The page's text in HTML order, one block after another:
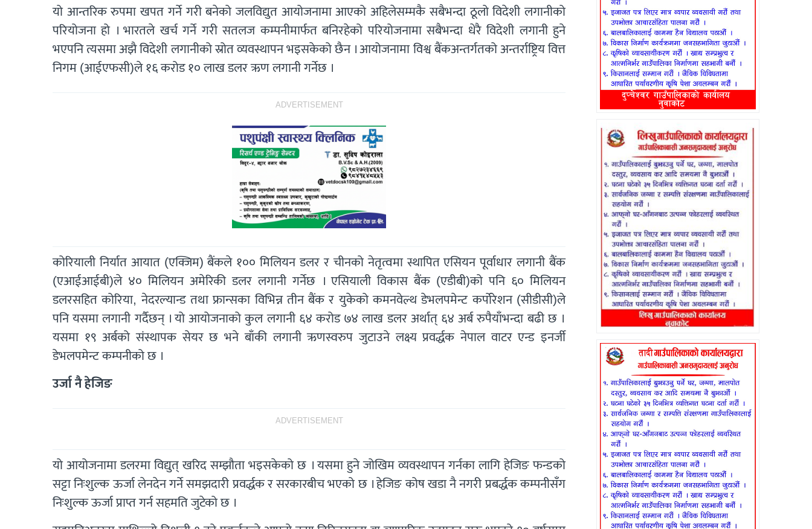
यो आन्तरिक रुपमा खपत गर्ने गरी बनेको जलविद्युत आयोजनामा आएको अहिलेसम्मकै सबैभन्दा ठूलो विदेशी लगानीको
परियोजना हो । भारतले खर्च गर्ने गरी सतलज कम्पनीमार्फत बनिरहेको परियोजनामा सबैभन्दा धेरै विदेशी लगानी हुने
भएपनि त्यसमा अझै विदेशी लगानीको स्रोत व्यवस्थापन भइसकेको छैन । आयोजनामा विश्व बैंकअन्तर्गतको अन्तर्राष्ट्रिय वित्त
निगम (आईएफसी)ले १६ करोड १० लाख डलर ऋण लगानी गर्नेछ ।
ADVERTISEMENT
कोरियाली निर्यात आयात (एक्जिम) बैंकले १०० मिलियन डलर र चीनको नेतृत्वमा स्थापित एसियन पूर्वाधार लगानी बैंक
(एआईआईबी)ले ४० मिलियन अमेरिकी डलर लगानी गर्नेछ । एसियाली विकास बैंक (एडीबी)को पनि ६० मिलियन
डलरसहित कोरिया, नेदरल्यान्ड तथा फ्रान्सका विभिन्न तीन बैंक र युकेको कमनवेल्थ डेभलपमेन्ट कर्पोरेशन (सीडीसी)ले
पनि यसमा लगानी गर्दैछन् । यो आयोजनाको कुल लगानी ६४ करोड ७४ लाख डलर अर्थात् ६४ अर्ब रुपैयाँभन्दा बढी छ ।
यसमा १९ अर्बको संस्थापक सेयर छ भने बाँकी लगानी ऋणस्वरुप जुटाउने लक्ष्य प्रवर्द्धक नेपाल वाटर एन्ड इनर्जी
डेभलपमेन्ट कम्पनीको छ ।
उर्जा नै हेजिङ
ADVERTISEMENT
यो आयोजनामा डलरमा विद्युत् खरिद सम्झौता भइसकेको छ । यसमा हुने जोखिम व्यवस्थापन गर्नका लागि हेजिङ फन्डको
सट्टा निःशुल्क ऊर्जा लेनदेन गर्ने समझदारी प्रवर्द्धक र सरकारबीच भएको छ । हेजिङ कोष खडा नै नगरी प्रबर्द्धक कम्पनीसँग
निःशुल्क ऊर्जा प्राप्त गर्न सहमति जुटेको छ ।